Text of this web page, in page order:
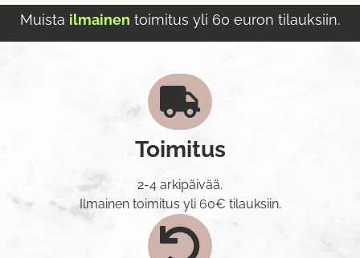
Muista ilmainen toimitus yli 60 euron tilauksiin.
Toimitus
2-4 arkipäivää.
Ilmainen toimitus yli 60€ tilauksiin.